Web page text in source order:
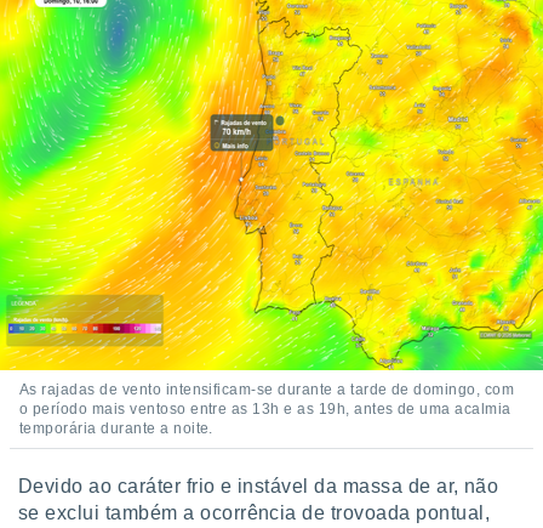
1199
As rajadas de vento intensificam-se durante a tarde de domingo, com
o período mais ventoso entre as 13h e as 19h, antes de uma acalmia
temporária durante a noite.
Devido ao caráter frio e instável da massa de ar, não
se exclui também a ocorrência de trovoada pontual,